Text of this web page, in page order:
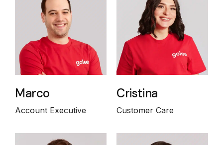
Marco
Account Executive
Cristina
Customer Care